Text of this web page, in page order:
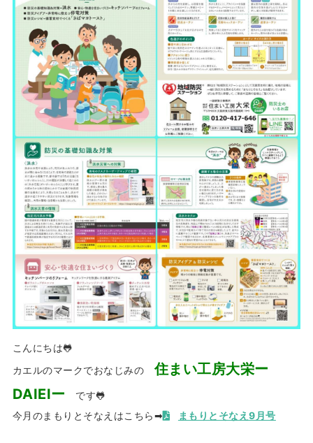
こんにちは🐸
カエルのマークでおなじみの住まい工房大栄ー
DAIEIー
です🐸
今月のまもりとそなえはこちら➡
まもりとそなえ9月号